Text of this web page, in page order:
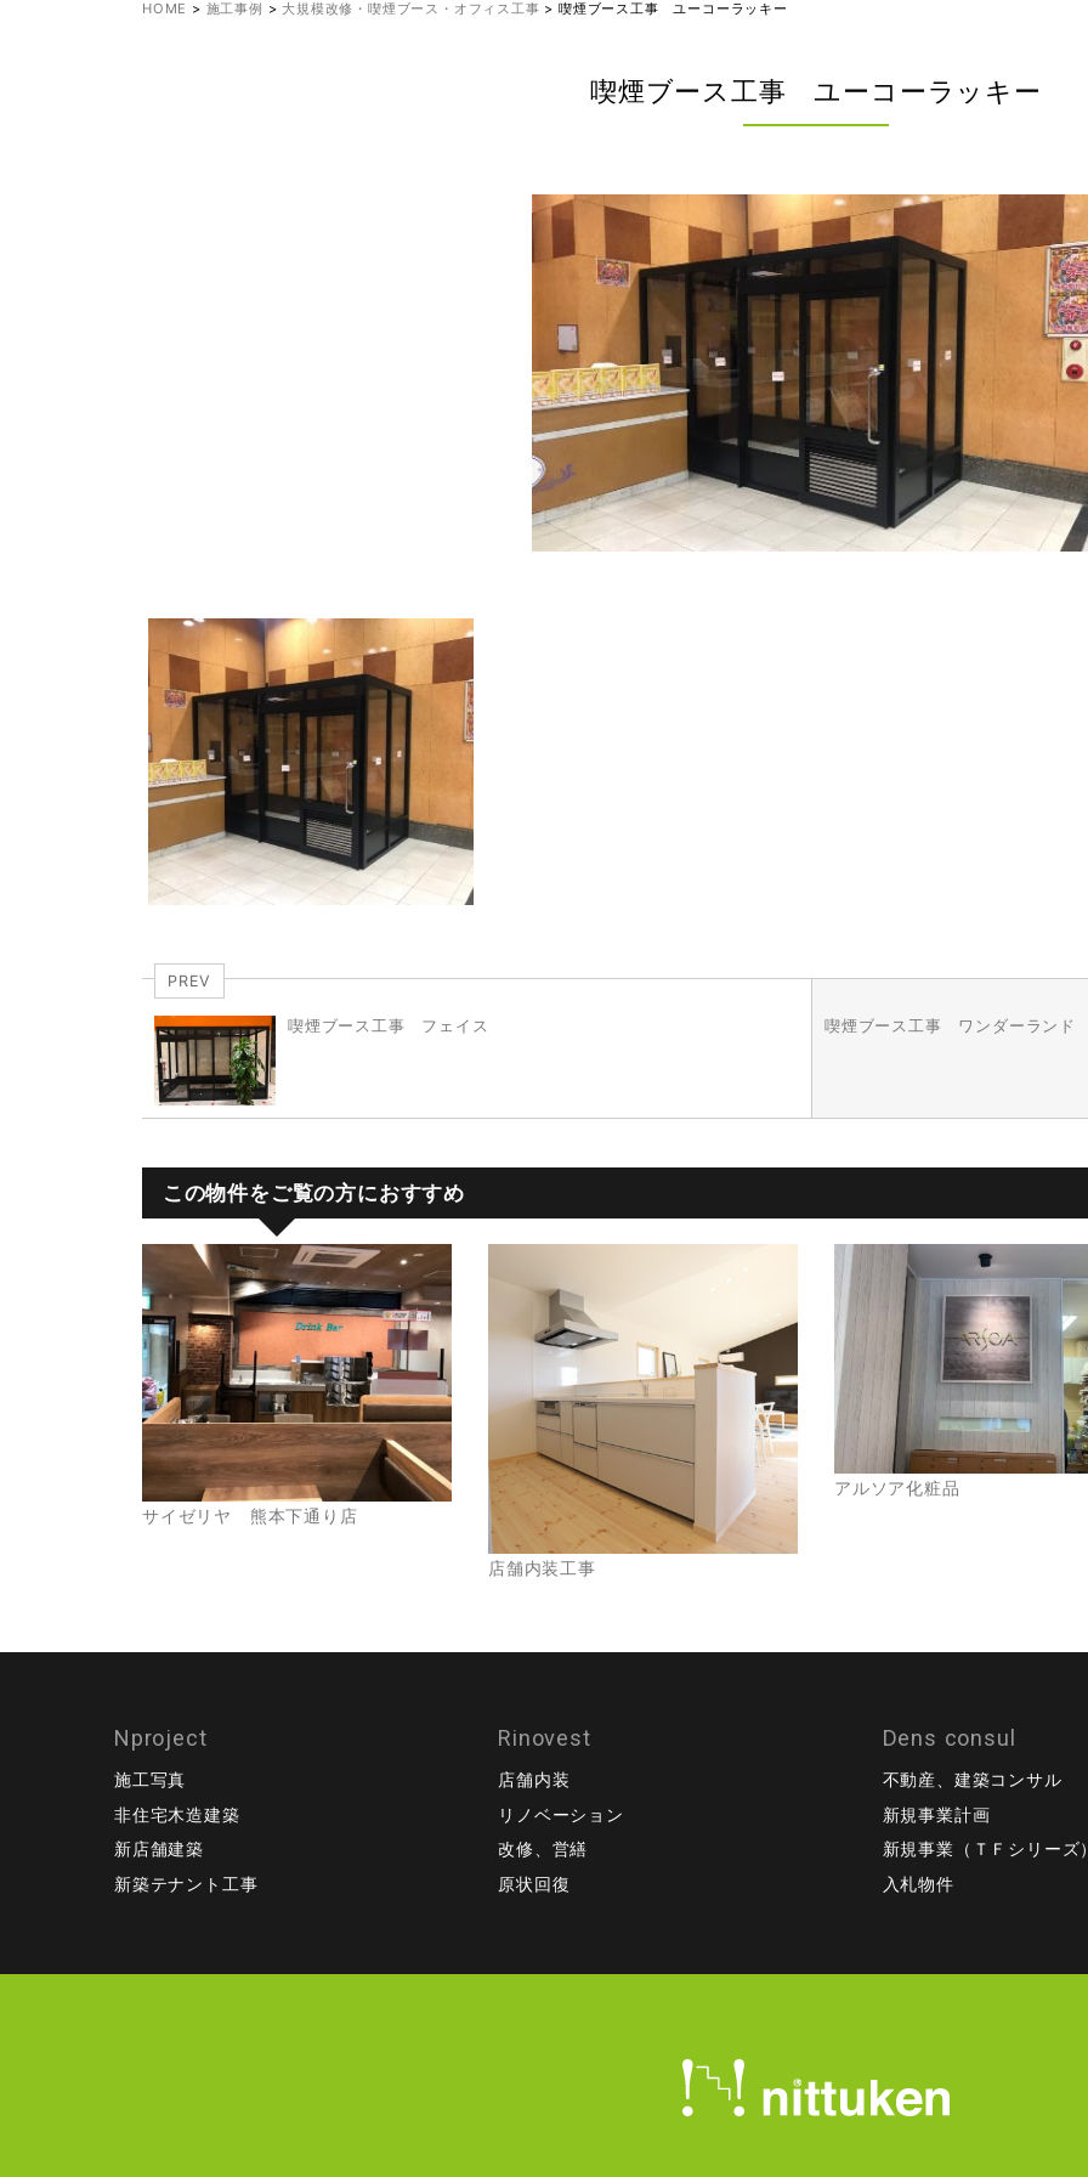
HOME > 施工事例 >大規模改修・喫煙ブース・オフィス工事 >喫煙ブース工事 ユーコーラッキー
喫煙ブース工事 ユーコーラッキー
PREV
喫煙ブース工事 フェイス 喫煙ブース工事 ワンダーランド
この物件をご覧の方におすすめ
サイゼリヤ 熊本下通り店
店舗内装工事
アルソア化粧品
Nproject
施工写真
非住宅木造建築
新店舗建築
新築テナント工事
Rinovest
店舗内装
リノベーション
改修、営繕
原状回復
Dens consul
不動産、建築コンサル
新規事業計画
新規事業（ＴＦシリーズ
入札物件